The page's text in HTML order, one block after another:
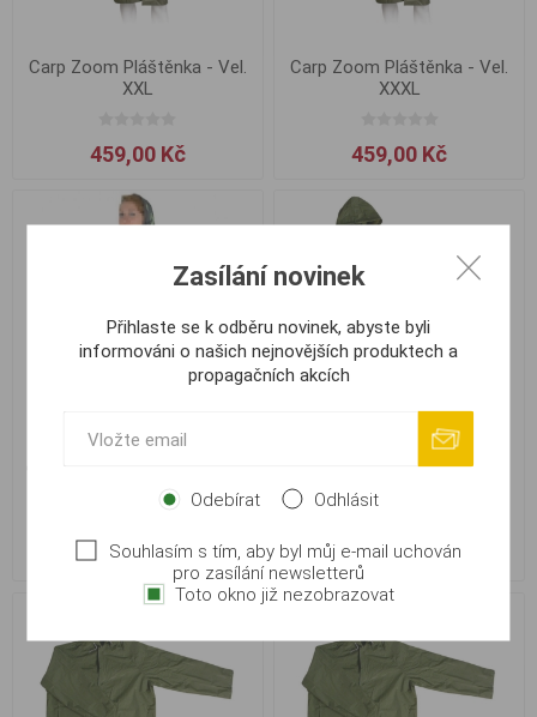
Carp Zoom Pláštěnka - Vel.
XXL
459,00 Kč
Carp Zoom Pláštěnka - Vel.
XXXL
459,00 Kč
Pláštěnka
229,00 Kč
Pláštěnka Viola turistická
5706 khaki #L
169,00 Kč
Zasílání novinek
Přihlaste se k odběru novinek, abyste byli
informováni o našich nejnovějších produktech a
propagačních akcích
Odebírat Odhlásit
Souhlasím s tím, aby byl můj e-mail uchován
pro zasílání newsletterů
Toto okno již nezobrazovat